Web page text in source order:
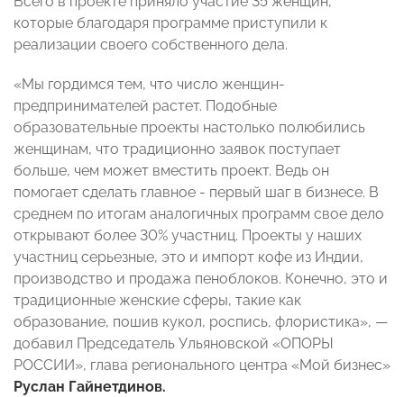
которые благодаря программе приступили к
реализации своего собственного дела.
«Мы гордимся тем, что число женщин-
предпринимателей растет. Подобные
образовательные проекты настолько полюбились
женщинам, что традиционно заявок поступает
больше, чем может вместить проект. Ведь он
помогает сделать главное - первый шаг в бизнесе. В
среднем по итогам аналогичных программ свое дело
открывают более 30% участниц. Проекты у наших
участниц серьезные, это и импорт кофе из Индии,
производство и продажа пеноблоков. Конечно, это и
традиционные женские сферы, такие как
образование, пошив кукол, роспись, флористика», —
добавил Председатель Ульяновской «ОПОРЫ
РОССИИ», глава регионального центра «Мой бизнес»
Руслан Гайнетдинов.